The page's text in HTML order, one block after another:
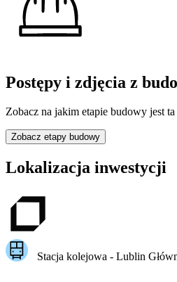
Postępy i zdjęcia z
Zobacz na jakim etapie budowy jest
Zobacz etapy budowy
Lokalizacja inwestycji
Stacja kolejowa - Lublin